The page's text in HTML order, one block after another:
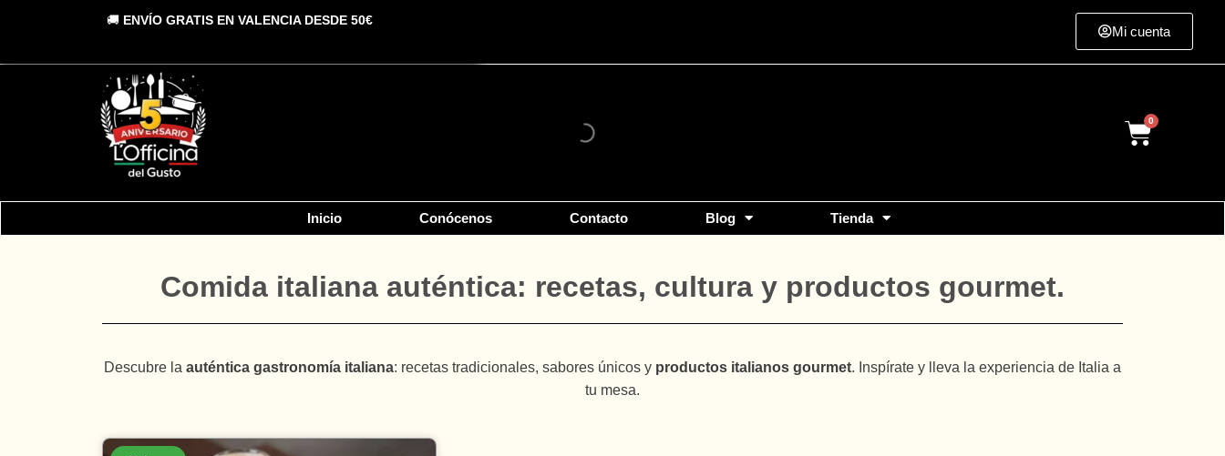
🚚 ENVÍO GRATIS EN VALENCIA DESDE 50€
Mi cuenta
Cart
Inicio Conócenos Contacto Blog Tienda
Comida italiana auténtica: recetas, cultura y productos gourmet.
Descubre la auténtica gastronomía italiana: recetas tradicionales, sabores únicos y productos italianos gourmet. Inspírate y lleva la experiencia de Italia a
tu mesa.